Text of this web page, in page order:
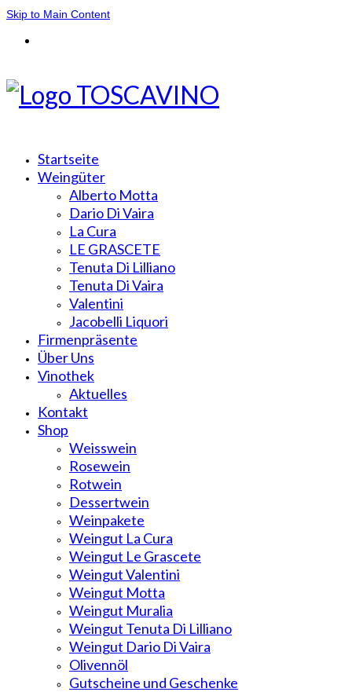
Skip to Main Content
Startseite
Weingüter
Alberto Motta
Dario Di Vaira
La Cura
LE GRASCETE
Tenuta Di Lilliano
Tenuta Di Vaira
Valentini
Jacobelli Liquori
Firmenpräsente
Über Uns
Vinothek
Aktuelles
Kontakt
Shop
Weisswein
Rosewein
Rotwein
Dessertwein
Weinpakete
Weingut La Cura
Weingut Le Grascete
Weingut Valentini
Weingut Motta
Weingut Muralia
Weingut Tenuta Di Lilliano
Weingut Dario Di Vaira
Olivennöl
Gutscheine und Geschenke